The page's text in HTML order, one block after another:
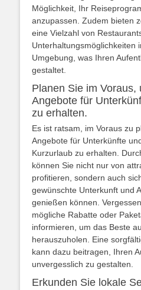
Möglichkeit, Ihr
anzupassen. Zudem bieten
eine Vielzahl von
Unterhaltungsmöglichkeiten
Umgebung, was Ihren
gestaltet.
Planen Sie im Voraus,
Angebote für
zu erhalten.
Es ist ratsam, im Voraus zu
Angebote für Unterkünfte
Kurzurlaub zu erhalten.
können Sie nicht nur von
profitieren, sondern auch
gewünschte Unterkunft und
genießen können.
mögliche Rabatte oder
informieren, um das Beste
herauszuholen. Eine
kann dazu beitragen, Ihren
unvergesslich zu gestalten.
Erkunden Sie lokale